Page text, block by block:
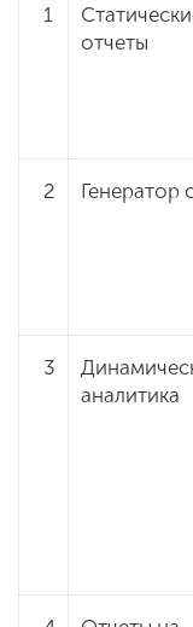
1
отчеты
2 Генератор
3
аналитика